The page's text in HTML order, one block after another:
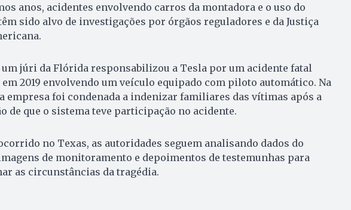
anos, acidentes envolvendo carros da montadora e o uso do
sido alvo de investigações por órgãos reguladores e da Justiça
um júri da Flórida responsabilizou a Tesla por um acidente fatal
2019 envolvendo um veículo equipado com piloto automático. Na
empresa foi condenada a indenizar familiares das vítimas após a
de que o sistema teve participação no acidente.
no Texas, as autoridades seguem analisando dados do
de monitoramento e depoimentos de testemunhas para
as circunstâncias da tragédia.